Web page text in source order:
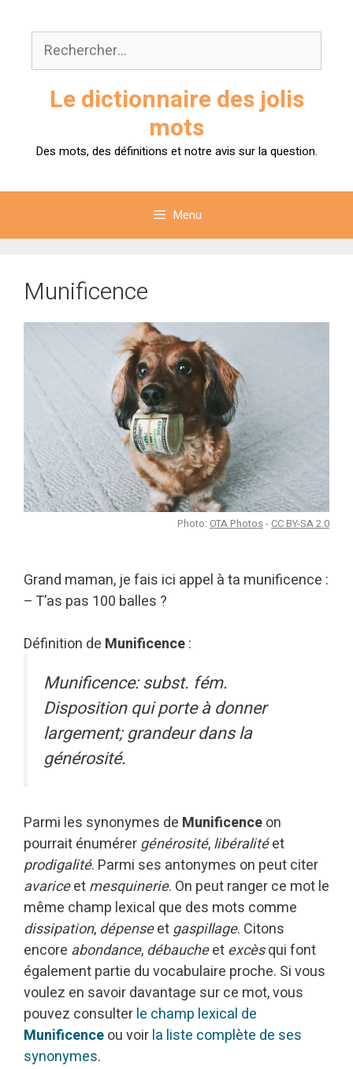
contenu
Rechercher :
Le dictionnaire des jolis
mots
Des mots, des définitions et notre avis sur la question.
Menu
Munificence
Photo: OTA Photos- CC BY-SA 2.0
Grand maman, je fais ici appel à ta munificence :
– T’as pas 100 balles ?
Définition de Munificence:
Munificence: subst. fém.
Disposition qui porte à donner
largement; grandeur dans la
générosité.
Parmi les synonymes de Munificenceon
pourrait énumérergénérosité,libéralitéet
prodigalité. Parmi ses antonymes on peut citer
avariceetmesquinerie. On peut ranger ce mot le
même champ lexical que des mots comme
dissipation,dépenseetgaspillage. Citons
encore abondance,débaucheetexcèsqui font
également partie du vocabulaire proche. Si vous
voulez en savoir davantage sur ce mot, vous
pouvez consulterle champ lexical de
Munificenceou voirla liste complète de ses
synonymes.